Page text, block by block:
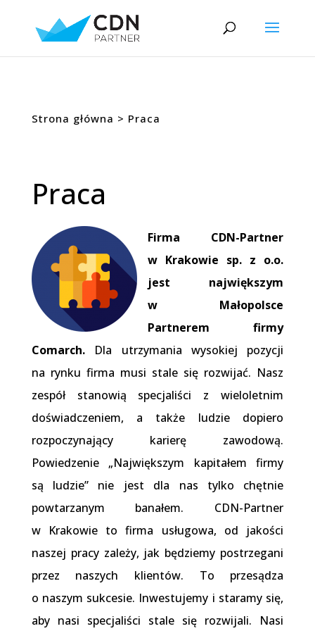
Strona główna > Praca
Praca
Firma CDN-Partner
w Krakowie sp. z o.o.
jest największym
w Małopolsce
Partnerem firmy
Comarch. Dla utrzymania wysokiej pozycji
na rynku firma musi stale się rozwijać. Nasz
zespół stanowią specjaliści z wieloletnim
doświadczeniem, a także ludzie dopiero
rozpoczynający karierę zawodową.
Powiedzenie „Największym kapitałem firmy
są ludzie” nie jest dla nas tylko chętnie
powtarzanym banałem. CDN-Partner
w Krakowie to firma usługowa, od jakości
naszej pracy zależy, jak będziemy postrzegani
przez naszych klientów. To przesądza
o naszym sukcesie. Inwestujemy i staramy się,
aby nasi specjaliści stale się rozwijali. Nasi